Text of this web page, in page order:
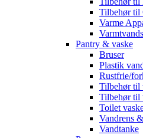
Tilbehør til
Varme
Pantry & vaske
Bruser
Plastik
Rustfrie/
Tilbehør til
Tilbehør til
Toilet
Vandrens
Vandtanke